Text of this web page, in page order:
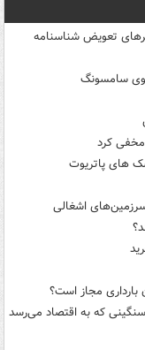
تعویض شناسنامه
سامسونگ
کرد
های پاتریوت
اشغالی
بارداری مجاز است؟
که به اقتصاد می‌رسد